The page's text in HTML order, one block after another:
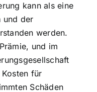
kann als eine
und der
werden.
und im
für
Schäden